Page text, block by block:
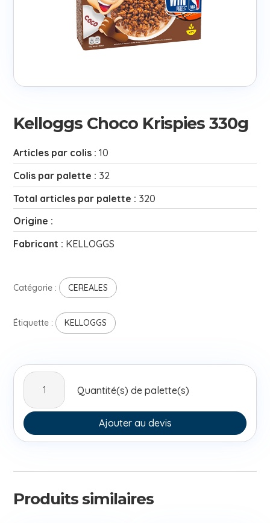
Kelloggs Choco Krispies 330g
Articles par colis :10
Colis par palette : 32
Total articles par palette : 320
Origine :
Fabricant : KELLOGGS
Catégorie : CEREALES
Étiquette : KELLOGGS
quantité
Kelloggs
Choco
Krispies
Quantité(s) de palette(s)
Ajouter au devis
Produits similaires